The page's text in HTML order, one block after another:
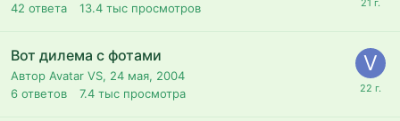
42 ответа 13.4 тыс просмотров
Вот дилема с фотами
Автор Avatar VS, 24 мая, 2004
6 ответов 7.4 тыс просмотра